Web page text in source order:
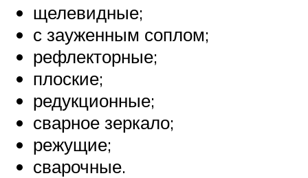
щелевидные;
с зауженным соплом;
рефлекторные;
плоские;
редукционные;
сварное зеркало;
режущие;
сварочные.